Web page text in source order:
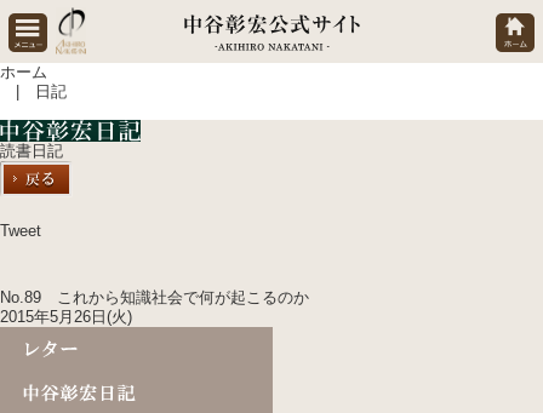
ホーム
| 日記
読書日記
Tweet
No.89 これから知識社会で何が起こるのか
2015年5月26日(火)